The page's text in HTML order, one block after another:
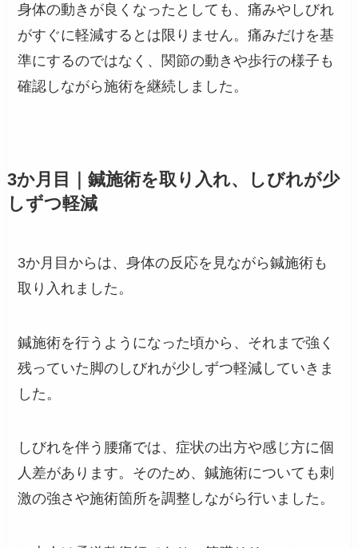
身体の動きが良くなったとしても、痛みやしびれ
がすぐに軽減するとは限りません。痛みだけを基
準にするのではなく、関節の動きや歩行の様子も
確認しながら施術を継続しました。
3か月目｜鍼施術を取り入れ、しびれが少
しずつ軽減
3か月目からは、身体の反応を見ながら鍼施術も
取り入れました。
鍼施術を行うようになった頃から、それまで強く
残っていた脚のしびれが少しずつ軽減していきま
した。
しびれを伴う腰痛では、症状の出方や感じ方に個
人差があります。そのため、鍼施術についても刺
激の強さや施術箇所を調整しながら行いました。